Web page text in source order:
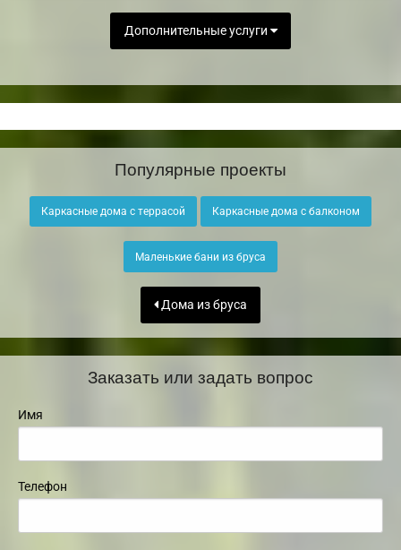
Дополнительные услуги
Популярные проекты
Каркасные дома с террасой Каркасные дома с балконом
Маленькие бани из бруса
Дома из бруса
Заказать или задать вопрос
Имя
Телефон